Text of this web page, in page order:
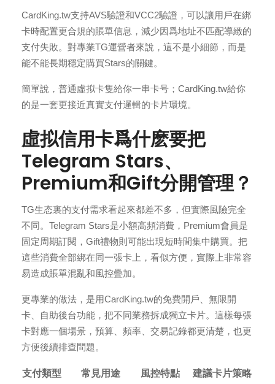
CardKing.tw支持AVS驗證和VCC2驗證，可以讓用戶在綁
卡時配置更合規的賬單信息，減少因爲地址不匹配導緻的
支付失敗。對專業TG運營者來說，這不是小細節，而是
能不能長期穩定購買Stars的關鍵。
簡單說，普通虛拟卡隻給你一串卡号；CardKing.tw給你
的是一套更接近真實支付邏輯的卡片環境。
虛拟信用卡爲什麽要把
Telegram Stars、
Premium和Gift分開管理？
TG生态裏的支付需求看起來都差不多，但實際風險完全
不同。Telegram Stars是小額高頻消費，Premium會員是
固定周期訂閱，Gift禮物則可能出現短時間集中購買。把
這些消費全部綁在同一張卡上，看似方便，實際上非常容
易造成賬單混亂和風控疊加。
更專業的做法，是用CardKing.tw的免費開戶、無限開
卡、自助後台功能，把不同業務拆成獨立卡片。這樣每張
卡對應一個場景，預算、頻率、交易記錄都更清楚，也更
方便後續排查問題。
支付類型 常見用途 風控特點 建議卡片策略